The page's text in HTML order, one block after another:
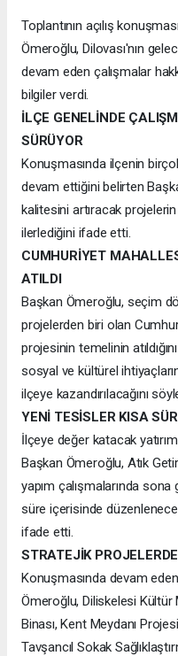
Toplantının açılış
Ömeroğlu, Dilovası'nın
devam eden çalışmalar
bilgiler verdi.
İLÇE GENELİNDE
SÜRÜYOR
Konuşmasında ilçenin
devam ettiğini belirten
kalitesini artıracak
ilerlediğini ifade etti.
CUMHURİYET
ATILDI
Başkan Ömeroğlu, seçim
projelerden biri olan
projesinin temelinin
sosyal ve kültürel
ilçeye kazandırılacağını
YENİ TESİSLER KISA
İlçeye değer katacak
Başkan Ömeroğlu, Atık
yapım çalışmalarında
süre içerisinde
ifade etti.
STRATEJİK
Konuşmasında devam
Ömeroğlu, Diliskelesi
Binası, Kent Meydanı
Tavşancıl Sokak